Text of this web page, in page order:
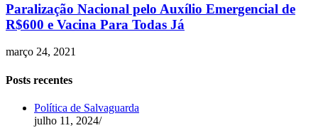
Paralização Nacional pelo Auxílio Emergencial de
R$600 e Vacina Para Todas Já
março 24, 2021
Posts recentes
Política de Salvaguarda
julho 11, 2024/